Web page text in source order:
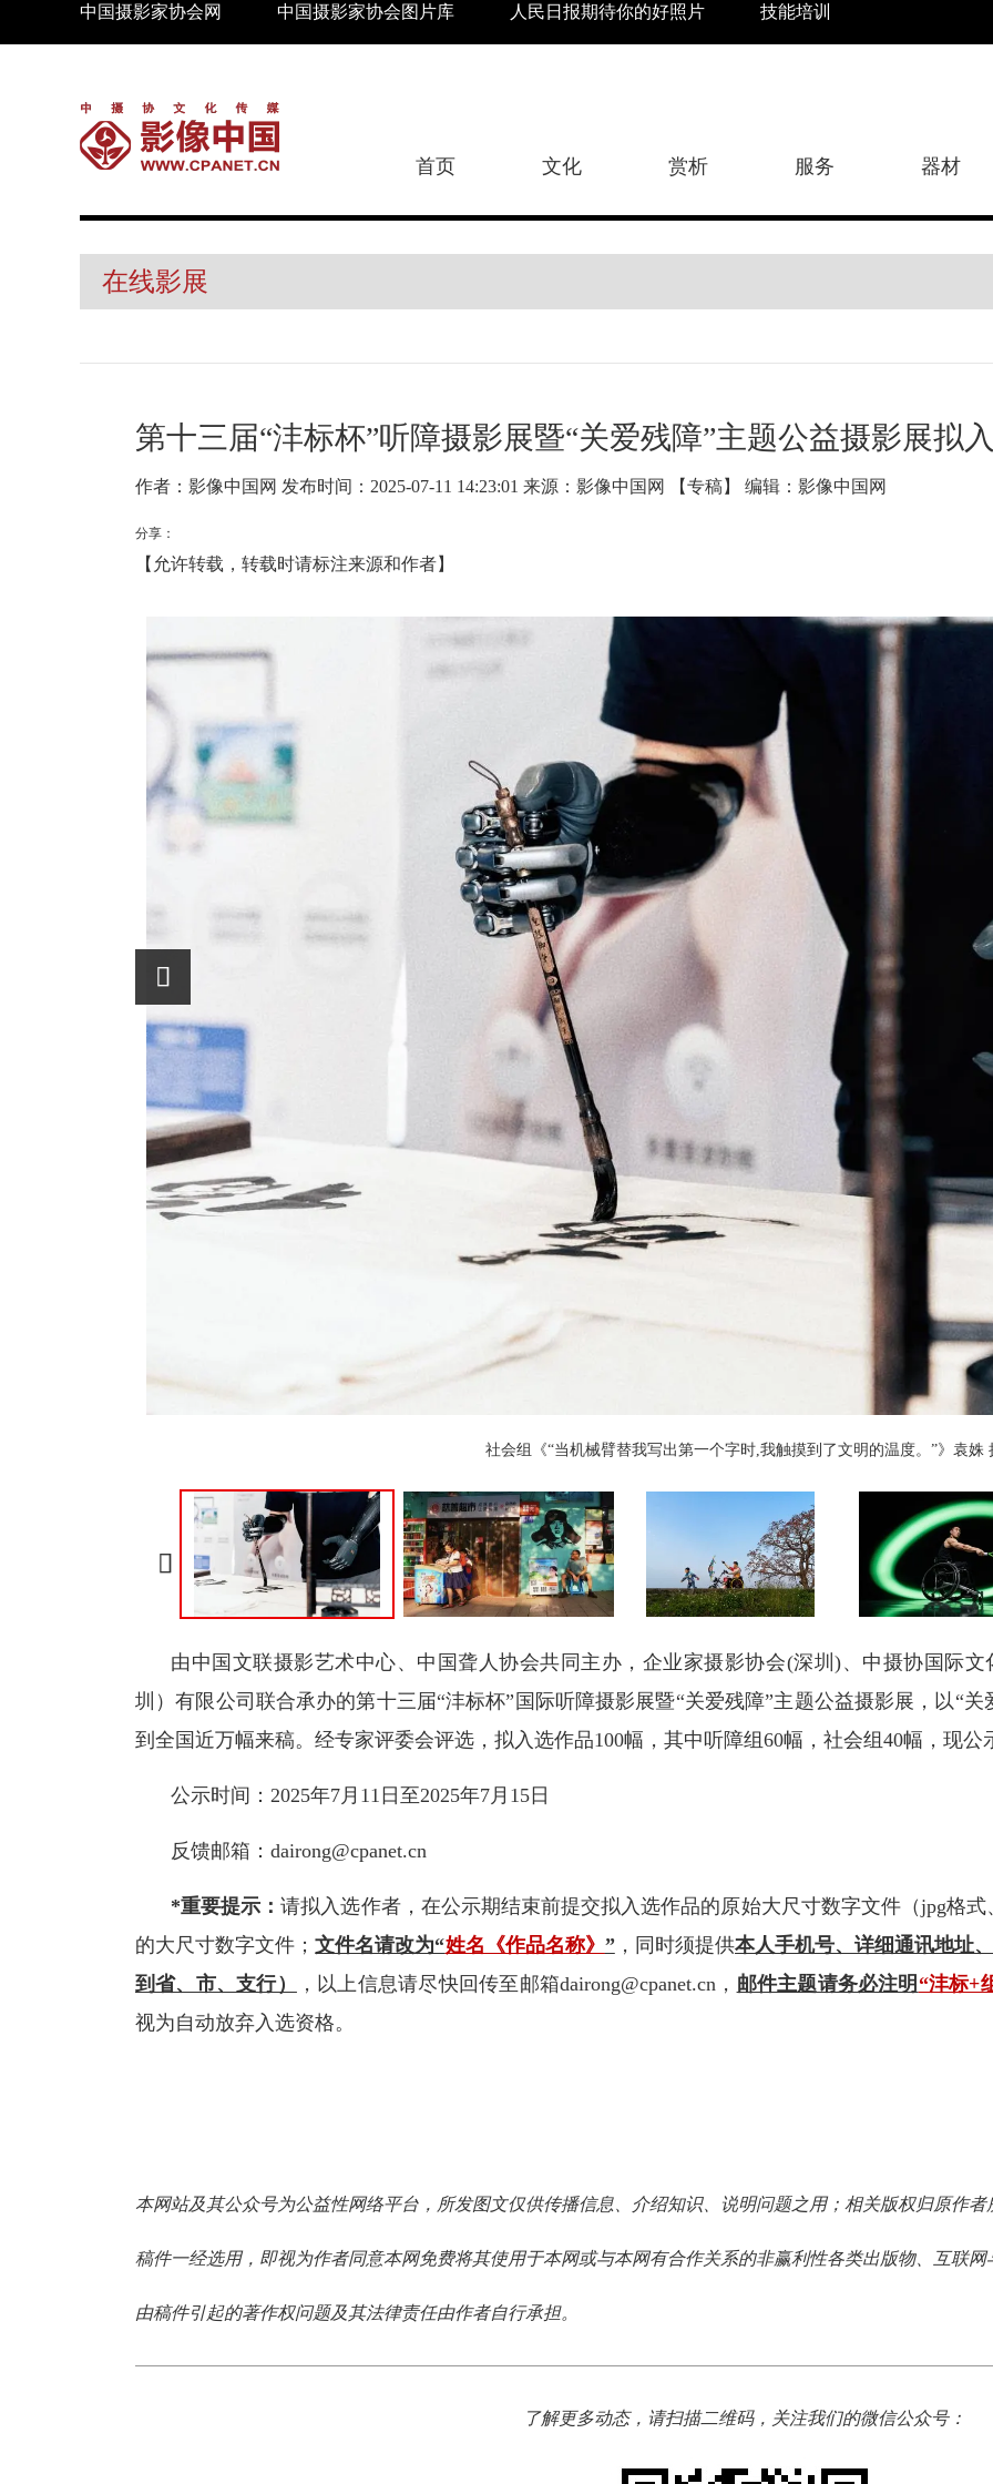
中国摄影家协会网 中国摄影家协会图片库 人民日报期待你的好照片 技能培训
首页 文化 赏析 服务 器材
在线影展
第十三届“沣标杯”听障摄影展暨“关爱残障”主题公益摄影展拟
作者：影像中国网 发布时间：2025-07-11 14:23:01 来源：影像中国网 【专稿】 编辑：影像中国网
分享：
【允许转载，转载时请标注来源和作者】

社会组《“当机械臂替我写出第一个字时,我触摸到了文明的温度。”》袁姝

由中国文联摄影艺术中心、中国聋人协会共同主办，企业家摄影协会(深圳)、中摄协国际
圳）有限公司联合承办的第十三届“沣标杯”国际听障摄影展暨“关爱残障”主题公益摄影展，以“
到全国近万幅来稿。经专家评委会评选，拟入选作品100幅，其中听障组60幅，社会组40幅，现公
公示时间：2025年7月11日至2025年7月15日
反馈邮箱：dairong@cpanet.cn
*重要提示：请拟入选作者，在公示期结束前提交拟入选作品的原始大尺寸数字文件（jpg格
的大尺寸数字文件；文件名请改为“姓名《作品名称》 ”，同时须提供本人手机号、详细通讯地址
到省、市、支行）
，以上信息请尽快回传至邮箱dairong@cpanet.cn， 邮件主题请务必注明 “沣标+
视为自动放弃入选资格。
本网站及其公众号为公益性网络平台，所发图文仅供传播信息、介绍知识、说明问题之用；相关版权归原作
稿件一经选用，即视为作者同意本网免费将其使用于本网或与本网有合作关系的非赢利性各类出版物、互联
由稿件引起的著作权问题及其法律责任由作者自行承担。
了解更多动态，请扫描二维码，关注我们的微信公众号：